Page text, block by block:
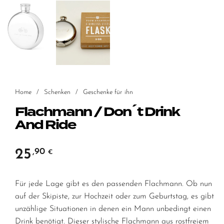
Home / Schenken / Geschenke für ihn
Flachmann / Don´t Drink
And Ride
25 ,90 €
Für jede Lage gibt es den passenden Flachmann. Ob nun
auf der Skipiste, zur Hochzeit oder zum Geburtstag, es gibt
unzählige Situationen in denen ein Mann unbedingt einen
Drink benötigt. Dieser stylische Flachmann aus rostfreiem